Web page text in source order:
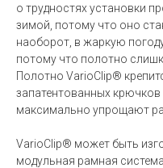
о трудностях установки
зимой, потому что оно
наоборот, в жаркую
потому что полотно
Полотно VarioClip®
запатентованных
максимально упрощают
VarioClip® может быть
модульная рамная